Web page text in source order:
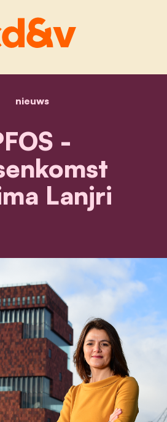
home
nieuwspfos - tussenkomst
-
Lanjri